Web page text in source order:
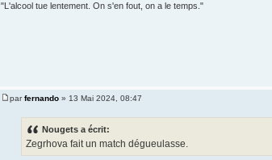
"L'alcool tue lentement. On s'en fout, on a le temps."
parfernando» 13 Mai 2024, 08:47
Nougets a écrit:
Zegrhova fait un match dégueulasse.